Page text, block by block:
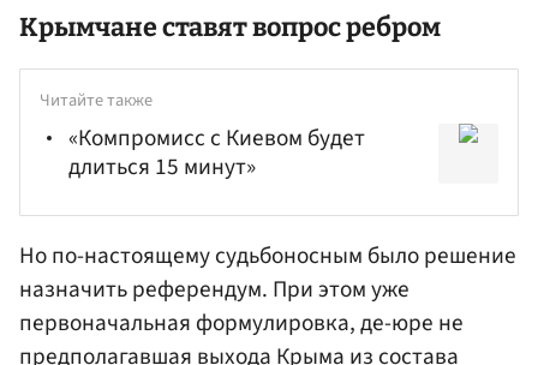
Крымчане ставят вопрос ребром
Читайте также
«Компромисс с Киевом будет
длиться 15 минут»
Но по-настоящему судьбоносным было решение
назначить референдум. При этом уже
первоначальная формулировка, де-юре не
предполагавшая выхода Крыма из состава